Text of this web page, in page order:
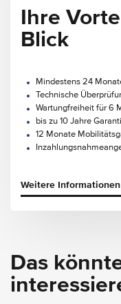
Ihre
Blick
Mindestens 24
Technische
Wartungfreiheit für 6
bis zu 10 Jahre
12 Monate
Weitere
Das